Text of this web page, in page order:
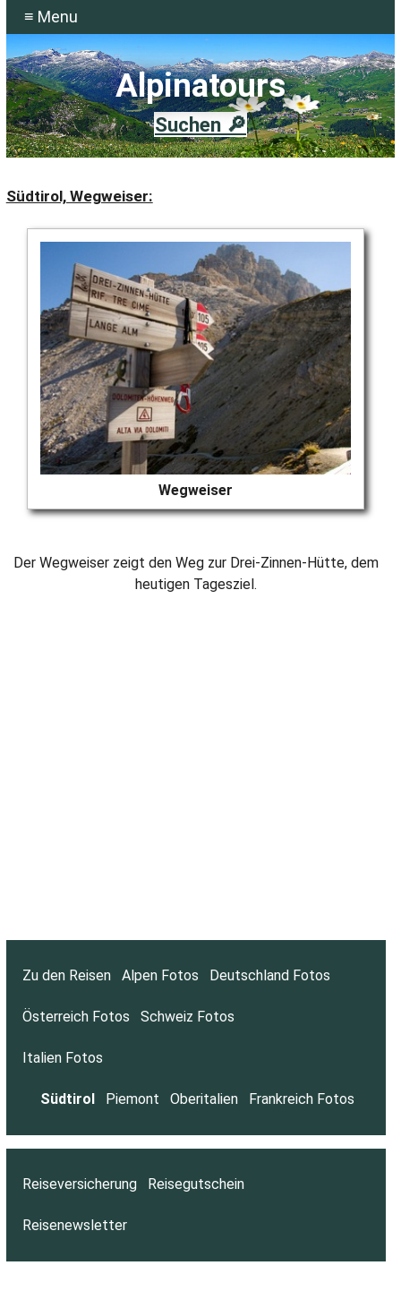
≡ Menu
Suchen 🔎
Alpinatours
Südtirol, Wegweiser:
Wegweiser
Der Wegweiser zeigt den Weg zur Drei-Zinnen-Hütte, dem
heutigen Tagesziel.
Zu den Reisen Alpen Fotos Deutschland Fotos
Österreich Fotos Schweiz Fotos
Italien Fotos
Südtirol Piemont Oberitalien Frankreich Fotos
Reiseversicherung Reisegutschein
Reisenewsletter